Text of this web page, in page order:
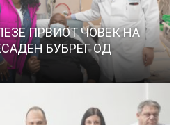
ПРВИОТ ЧОВЕК НА
БУБРЕГ ОД